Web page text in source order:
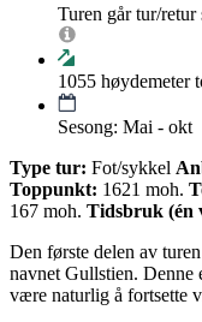
Turen går tur/retur
1055 høydemeter
Sesong: Mai - okt
Type tur: Fot/sykkel
Toppunkt: 1621 moh.
167 moh. Tidsbruk (én
Den første delen av
navnet Gullstien.
være naturlig å fortsette